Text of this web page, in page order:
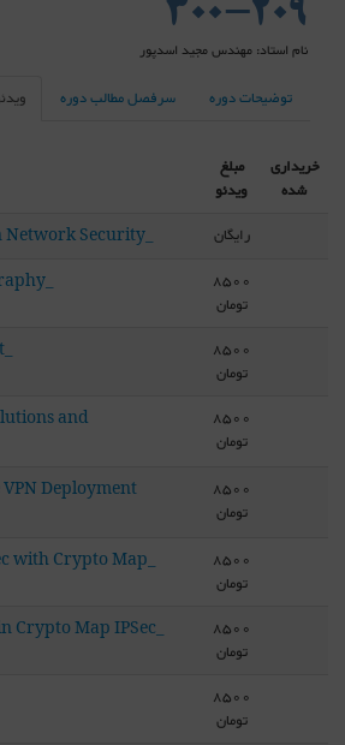
300-209
نام استاد: مهندس مجید اسدپور
توضیحات دوره سرفصل مطالب دوره
مبلغ
ویدئو
خریداری
شده
Network Security_
رایگان
8500
تومان
8500
تومان
and
8500
تومان
Deployment
8500
تومان
with Crypto Map_
8500
تومان
Crypto Map IPSec_
8500
تومان
8500
تومان